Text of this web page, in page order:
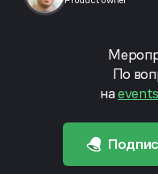
По
на